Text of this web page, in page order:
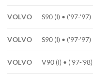
VOLVO S90 (I) • ('97-'97)
VOLVO S90 (I) • ('97-'97)
VOLVO V90 (I) • ('97-'98)